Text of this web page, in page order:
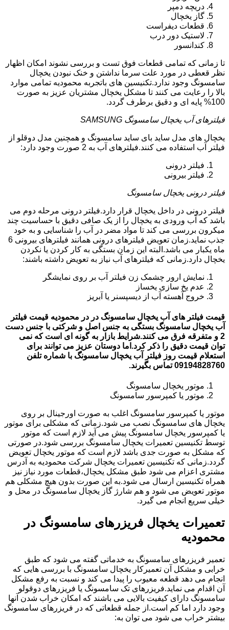
دریچه دمپر
گاز یخچال
قطعات دیفراست
لاستیک دور درب
کندانسور
تا زمانی که تمامی قطعات فوق تست و بررسی نشوند امکان اظهار
نظر قعطی در مورد علت سرما نداشتن و خنک نبودن یخچال
سامسونگ وجود ندارد.تکنیسین های باتجربه محمودیه تمامی موارد
بالا را رعایت می کنند تا مشکل یخچال مشتریان عزیز به صورت
100% پایه ای و دقیق برطرف گردد.
فیلترهای آب یخچال سامسونگ SAMSUNG
یخچال های مدل ساید بای ساید سامسونگ و همچنین مدل دوقلو از
فیلتر آب استفاده می کنند.فیلترهای آب به 2 صورت وجود دارد:
فیلتر درونی
فیلتر بیرونی
فیلتر درونی یخچال سامسونگ
فیلتر درونی در داخل یخچال قرار دارد.فیلتر درونی مرحله دوم می
باشد که آب ورودی به یخچال را از یک صافی دقیق با حساسیت چند
میکرون بررسی می کند تا مواد مضر در آب را شناسایی و به خود
جذب نماید.زمان تعویض فیلترهای درونی همانند فیلترهای بیرونی 6
ماه یکبار می باشد.البته این زمان بستگی به کار کردن یا نکردن
یخچال دارد.زمانی که فیلترهای آب نیاز به تعویض داشته باشند:
نمایش ارور چشمک زن فیلتر آب بر روی نمایشگر
عدم یخ سازی یخساز
خروج آهسته آب از دیسپسنر یا آبریز
قیمت فیلتر های آب یخچال سامسونگ در در محمودیه قیمت فیلتر
آب یخچال سامسونگ بستگی به جنس اصل و شرکتی با جنس دست
2 و متفرقه فرق می کنند.شرایط بازار به گونه ای است که نمی
توان قیمت دقیق را ذکر کرد.اما دوستان عزیز می توانند برای
استعلام قیمت روز فیلتر آب یخچال سامسونگ با شماره تلفن
09194828760 تماس بگیرند.
موتور یخچال سامسونگ
موتور یا کمپرسور سامسونگ
موتور یا کمپرسور سامسونگ اغلب به صورت اورجینال بر روی
یخچال های سامسونگ نصب می شود.زمانی که مشکلی برای موتور
یا کمپرسور یخچال سامسونگ پیش می آید لازم است که موتور
توسط تکنیسین تعمیرات یخچال سامسونگ بررسی شود.در صورتی
که مشکل به صورت جدی باشد لازم است که موتور یخچال تعویض
گردد.زمانی که تکنیسین تعمیرات یخچال شرکت محمودیه به آدرس
مشتری اعزام می شود طبق مشکل یخچال،قطعات مورد نیاز نیز
همراه تکنیسین ارسال می شود.به این صورت بدون هیچ مشکلی هم
موتور تعویض می شود و هم شارژ گاز یخچال سامسونگ در محل و
خیلی سریع انجام می گیرد.
تعمیرات یخچال فریزرهای سامسونگ در
محمودیه
تعمیر فریزرهای سامسونگ به خدماتی گفته می شود که طبق
خرابی و مشکل آن تعمیرکار یخچال سامسونگ با بررسی هایی که
انجام می دهد قطعه معیوب را پیدا می کند و نسبت به رفع مشکل
آن اقدام می نماید.فریزرهای تک سامسونگ یا فریزرهای دوقولو
سامسونگ دارای کیفیت بالایی می باشند که امکان خراب شدن آنها
وجود دارد اما کم است.از جمله قطعاتی که در فریزرهای سامسونگ
بیشتر خراب می شود می توان به: